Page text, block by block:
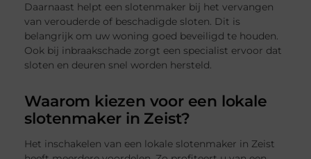
Daarnaast helpt een slotenmaker bij het vervangen
van verouderde of beschadigde sloten. Dit is
belangrijk om uw woning goed beveiligd te houden.
Ook bij inbraakschade zorgt een specialist ervoor dat
sloten en deuren snel worden hersteld.
Waarom kiezen voor een lokale
slotenmaker in Zeist?
Het inschakelen van een lokale slotenmaker in Zeist